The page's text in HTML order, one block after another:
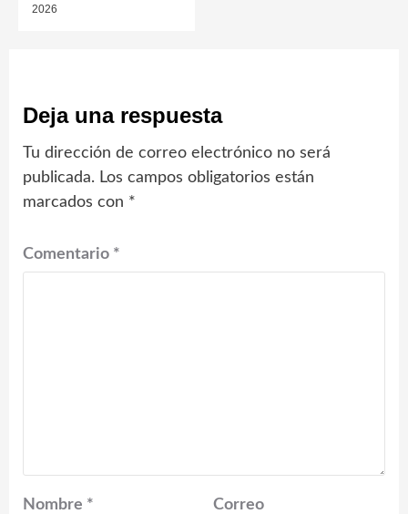
2026
Deja una respuesta
Tu dirección de correo electrónico no será
publicada. Los campos obligatorios están
marcados con *
Comentario *
Nombre *
Correo